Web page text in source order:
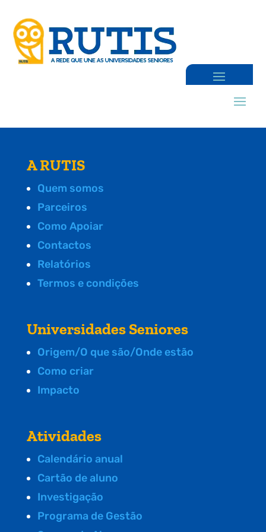
A RUTIS
Quem somos
Parceiros
Como Apoiar
Contactos
Relatórios
Termos e condições
Universidades Seniores
Origem/O que são/Onde estão
Como criar
Impacto
Atividades
Calendário anual
Cartão de aluno
Investigação
Programa de Gestão